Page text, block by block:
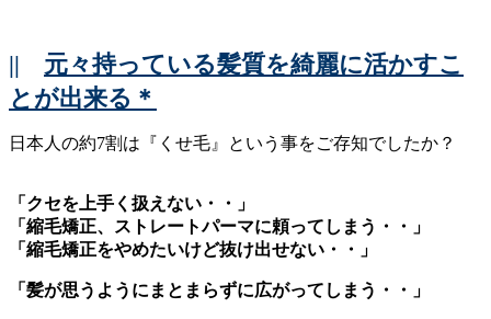
|| 元々持っている髪質を綺麗に活かすこ
とが出来る＊
日本人の約7割は『くせ毛』という事をご存知でしたか？
「クセを上手く扱えない・・」
「縮毛矯正、ストレートパーマに頼ってしまう・・」
「縮毛矯正をやめたいけど抜け出せない・・」
「髪が思うようにまとまらずに広がってしまう・・」